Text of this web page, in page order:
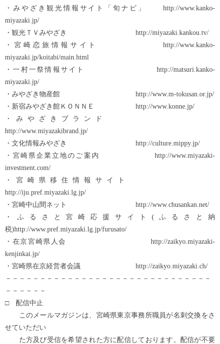
・みやざき観光情報サイト「旬ナビ」 http://www.kanko-
miyazaki.jp/
・観光ＴＶみやざき http://miyazaki.kankou.tv/
・宮崎恋旅情報サイト http://www.kanko-
miyazaki.jp/koitabi/main.html
・一村一祭情報サイト http://matsuri.kanko-
miyazaki.jp/
・みやざき物産館 http://www.m-tokusan.or.jp/
・新宿みやざき館ＫＯＮＮＥ http://www.konne.jp/
・みやざきブランド
http://www.miyazakibrand.jp/
・文化情報みやざき http://culture.mippy.jp/
・宮崎県企業立地のご案内 http://www.miyazaki-
investment.com/
・宮崎県移住情報サイト
http://iju.pref.miyazaki.lg.jp/
・宮崎中山間ネット http://www.chusankan.net/
・ふるさと宮崎応援サイト(ふるさと納
税)http://www.pref.miyazaki.lg.jp/furusato/
・在京宮崎県人会 http://zaikyo.miyazaki-
kenjinkai.jp/
・宮崎県在京経営者会議 http://zaikyo.miyazaki.ch/
－－－－－－－－－－－－－－－－－－－－－－－－－－－－－－
－－－－－－
□ 配信中止
このメールマガジンは、宮崎県東京事務所職員が名刺交換をさ
せていただい
た方及び受信を希望された方に配信しております。配信が不要